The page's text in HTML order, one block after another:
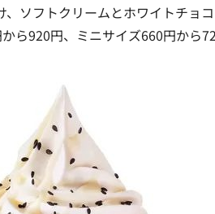
ソフトクリームとホワイトチョ
ら920円、ミニサイズ660円から